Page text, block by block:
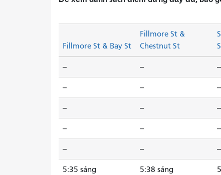
Fillmore St & Bay St
Fillmore St &
Chestnut St
-- -- --
-- -- --
-- -- --
-- -- --
-- -- --
5:35 sáng 5:38 sáng